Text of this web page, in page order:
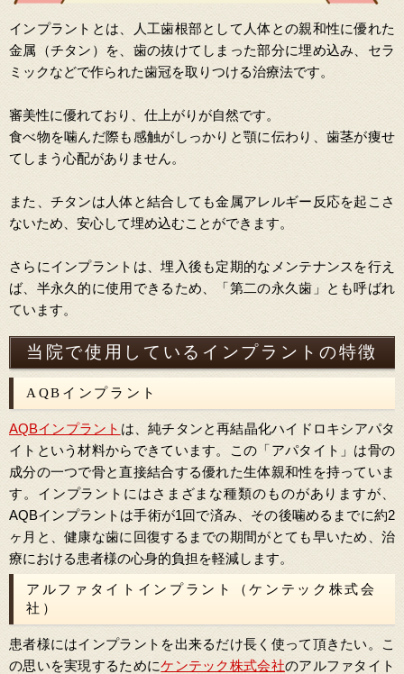
インプラントとは、人工歯根部として人体との親和性に優れた
金属（チタン）を、歯の抜けてしまった部分に埋め込み、セラ
ミックなどで作られた歯冠を取りつける治療法です。
審美性に優れており、仕上がりが自然です。
食べ物を噛んだ際も感触がしっかりと顎に伝わり、歯茎が痩せ
てしまう心配がありません。
また、チタンは人体と結合しても金属アレルギー反応を起こさ
ないため、安心して埋め込むことができます。
さらにインプラントは、埋入後も定期的なメンテナンスを行え
ば、半永久的に使用できるため、「第二の永久歯」とも呼ばれ
ています。
当院で使用しているインプラントの特徴
AQBインプラント
AQBインプラント は、純チタンと再結晶化ハイドロキシアパタ
イトという材料からできています。この「アパタイト」は骨の
成分の一つで骨と直接結合する優れた生体親和性を持っていま
す。インプラントにはさまざまな種類のものがありますが、
AQBインプラントは手術が1回で済み、その後噛めるまでに約2
ヶ月と、健康な歯に回復するまでの期間がとても早いため、治
療における患者様の心身的負担を軽減します。
アルファタイトインプラント（ケンテック株式会
社）
患者様にはインプラントを出来るだけ長く使って頂きたい。こ
の思いを実現するためにケンテック株式会社のアルファタイト